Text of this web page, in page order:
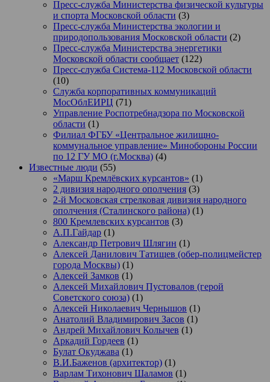
Пресс-служба Министерства физической культуры
и спорта Московской области (3)
Пресс-служба Министерства экологии и
природопользования Московской области (2)
Пресс-служба Министерства энергетики
Московской области сообщает (122)
Пресс-служба Система-112 Московской области
(10)
Служба корпоративных коммуникаций
МосОблЕИРЦ (71)
Управление Роспотребнадзора по Московской
области (1)
Филиал ФГБУ «Центральное жилищно-
коммунальное управление» Минобороны России
по 12 ГУ МО (г.Москва) (4)
Известные люди (55)
«Марш Кремлёвских курсантов» (1)
2 дивизия народного ополчения (3)
2-й Московская стрелковая дивизия народного
ополчения (Сталинского района) (1)
800 Кремлевских курсантов (3)
А.П.Гайдар (1)
Александр Петрович Шлягин (1)
Алексей Данилович Татищев (обер-полицмейстер
города Москвы) (1)
Алексей Замков (1)
Алексей Михайлович Пустовалов (герой
Советского союза) (1)
Алексей Николаевич Чернышов (1)
Анатолий Владимирович Засов (1)
Андрей Михайлович Колычев (1)
Аркадий Гордеев (1)
Булат Окуджава (1)
В.И.Баженов (архитектор) (1)
Варлам Тихонович Шаламов (1)